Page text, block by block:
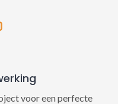
voor een perfecte